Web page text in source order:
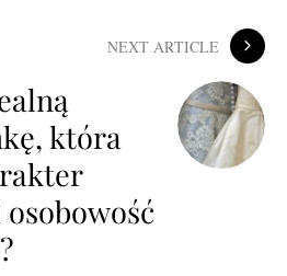
NEXT ARTICLE
która